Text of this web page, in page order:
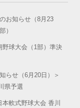
お知らせ（8月23
）
野球大会（1部）準決
らせ（6月20日）＞
県予選
軟式野球大会 香川